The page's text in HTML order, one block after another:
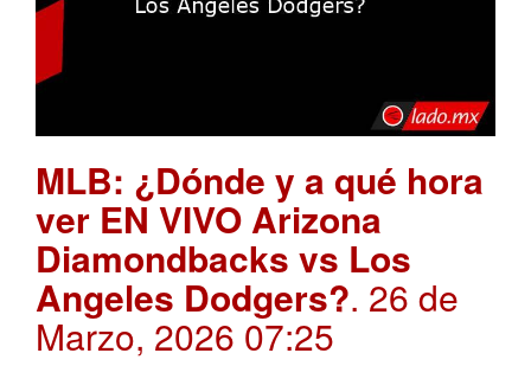
MLB: ¿Dónde y a qué hora
ver EN VIVO Arizona
Diamondbacks vs Los
Angeles Dodgers?. 26 de
Marzo, 2026 07:25